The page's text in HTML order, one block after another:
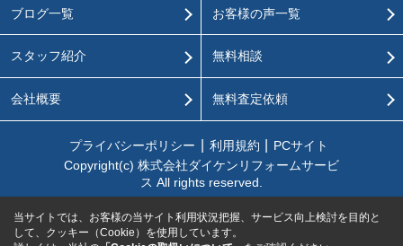
ブログ一覧
スタッフ紹介
会社概要
お客様の声一覧
無料相談
無料査定依頼
プライバシーポリシー 利用規約
PCサイト
Copyright(c) 株式会社ダイケンリフォームサービ
ス All rights reserved.
当サイトでは、お客様の当サイト利用状況把握、サービス向上検討を目的と
して、クッキー（Cookie）を使用しています。